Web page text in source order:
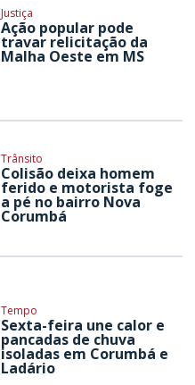
Justiça
Ação popular pode
travar relicitação da
Malha Oeste em MS
Trânsito
Colisão deixa homem
ferido e motorista foge
a pé no bairro Nova
Corumbá
Tempo
Sexta-feira une calor e
pancadas de chuva
isoladas em Corumbá e
Ladário